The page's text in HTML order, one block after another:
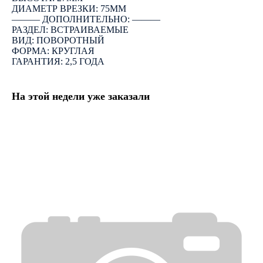
ДИАМЕТР ВРЕЗКИ: 75ММ
――― ДОПОЛНИТЕЛЬНО: ―――
РАЗДЕЛ: ВСТРАИВАЕМЫЕ
ВИД: ПОВОРОТНЫЙ
ФОРМА: КРУГЛАЯ
ГАРАНТИЯ: 2,5 ГОДА
На этой недели уже заказали